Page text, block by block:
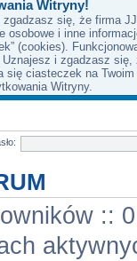
Witryny!
się, że firma
osobowe i inne
(cookies).
i zgadzasz się,
się ciasteczek na
Witryny.
::